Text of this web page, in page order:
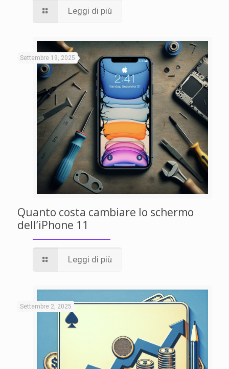
Leggi di più
Settembre 19, 2025
Quanto costa cambiare lo schermo
dell’iPhone 11
Leggi di più
Settembre 2, 2025